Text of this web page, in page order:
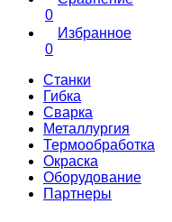
0
Избранное
0
Станки
Гибка
Сварка
Металлургия
Термообработка
Окраска
Оборудование
Партнеры